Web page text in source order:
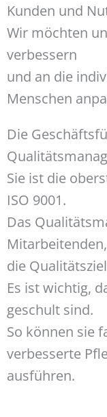
Kunden und
Wir möchten
verbessern
und an die
Menschen
Die
Sie ist die
ISO 9001.
Das
Mitarbeitenden,
die
Es ist wichtig,
geschult sind.
So können sie
verbesserte
ausführen.